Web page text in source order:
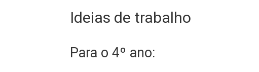
Ideias de trabalho
Para o 4º ano: